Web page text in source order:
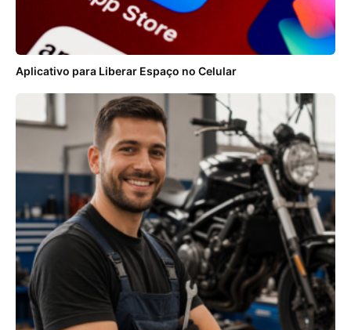
Aplicativo para Liberar Espaço no Celular